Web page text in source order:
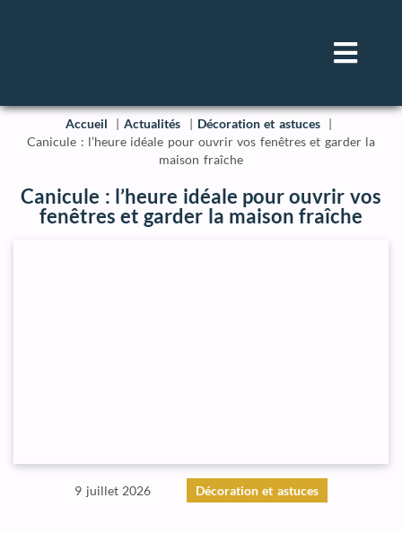
Accueil Actualités
Décoration et astuces
Canicule : l’heure idéale pour ouvrir vos fenêtres et garder la
maison fraîche
Canicule : l’heure idéale pour ouvrir vos
fenêtres et garder la maison fraîche
9 juillet 2026 Décoration et astuces